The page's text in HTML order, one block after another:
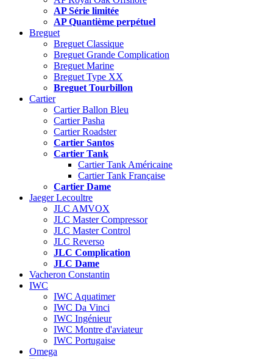
AP Série limitée
AP Quantième perpétuel
Breguet
Breguet Classique
Breguet Grande Complication
Breguet Marine
Breguet Type XX
Breguet Tourbillon
Cartier
Cartier Ballon Bleu
Cartier Pasha
Cartier Roadster
Cartier Santos
Cartier Tank
Cartier Tank Américaine
Cartier Tank Française
Cartier Dame
Jaeger Lecoultre
JLC AMVOX
JLC Master Compressor
JLC Master Control
JLC Reverso
JLC Complication
JLC Dame
Vacheron Constantin
IWC
IWC Aquatimer
IWC Da Vinci
IWC Ingénieur
IWC Montre d'aviateur
IWC Portugaise
Omega